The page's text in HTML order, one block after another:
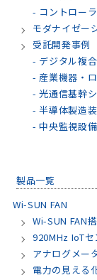
- コントロー
モダナイゼー
受託開発事例
- デジタル複
- 産業機器・
- 光通信基幹
- 半導体製造
- 中央監視設備
製品一覧
Wi-SUN FAN
Wi-SUN FAN
920MHz IoT
アナログメー
電力の見える